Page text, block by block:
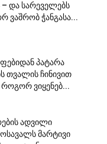
და სარეველებს
ჭანგასა...
პატარა
თვალის ჩინივით
ვიყენებ...
ადვილი
მარტივი